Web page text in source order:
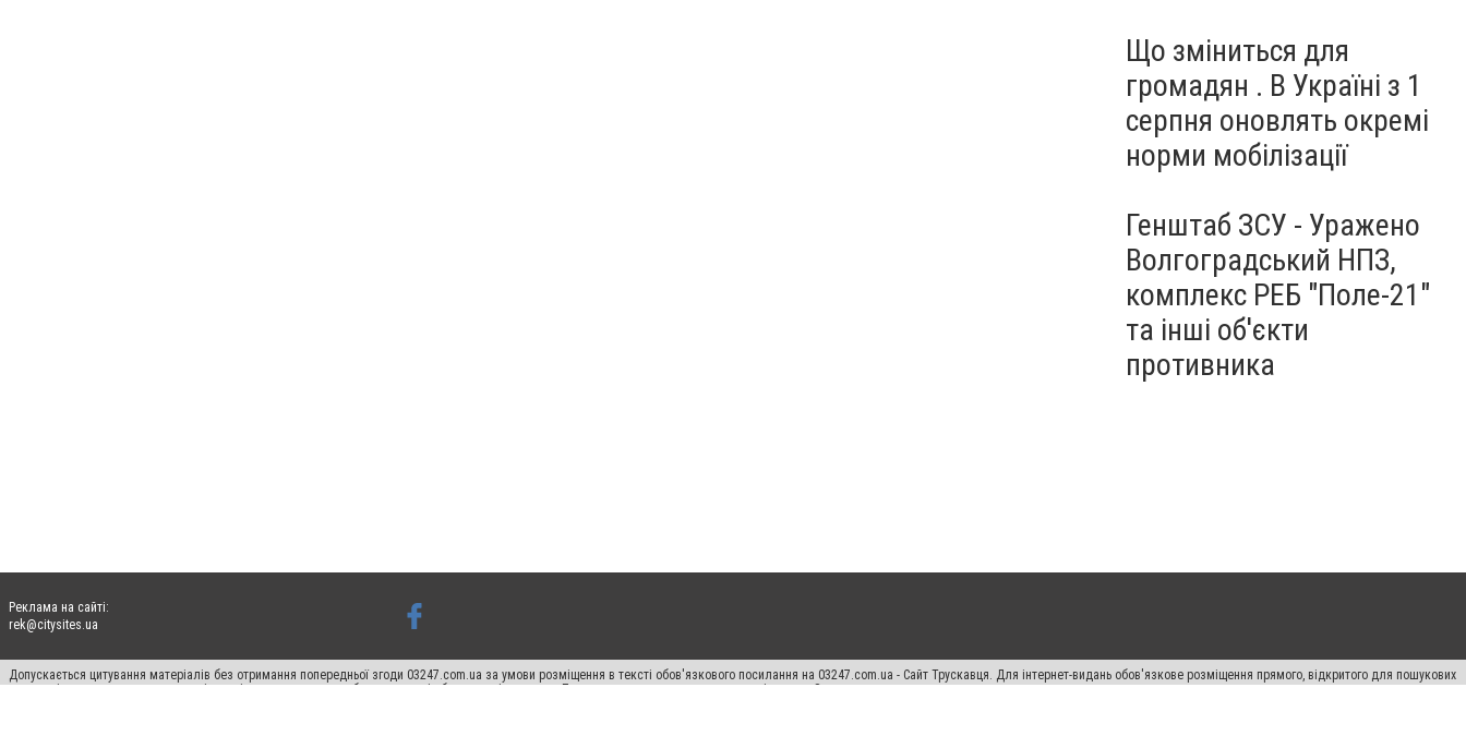
Що зміниться для
громадян . В Україні з 1
серпня оновлять окремі
норми мобілізації
Генштаб ЗСУ - Уражено
Волгоградський НПЗ,
комплекс РЕБ "Поле-21"
та інші об'єкти
противника
Реклама на сайті:
rek@citysites.ua
Допускається цитування матеріалів без отримання попередньої згоди 03247.com.ua за умови розміщення в тексті обов'язкового посилання на 03247.com.ua - Сайт Трускавця. Для інтернет-видань обов'язкове розміщення прямого, відкритого для пошукових
систем гіперпосилання на цитовані статті не нижче другого абзацу в тексті або в якості джерела. Порушення виняткових прав переслідується Законом.